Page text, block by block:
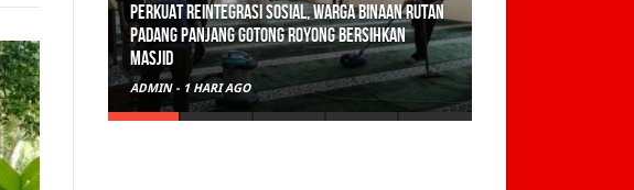
Perkuat Reintegrasi Sosial, Warga Binaan Rutan
Padang Panjang Gotong Royong Bersihkan
Masjid
ADMIN - 1 HARI AGO